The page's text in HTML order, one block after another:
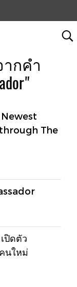
กคำ
Newest
The
ปิดตัว
นใหม่